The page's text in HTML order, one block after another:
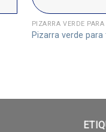
PIZARRA VERDE
Pizarra verde para